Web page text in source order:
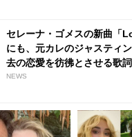
セレーナ・ゴメスの新曲「
にも、元カレのジャスティ
去の恋愛を彷彿とさせる歌
NEWS